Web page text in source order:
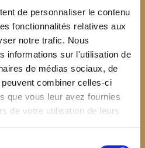
de personnaliser le contenu
fonctionnalités relatives aux
notre trafic. Nous
informations sur l'utilisation de
de médias sociaux, de
combiner celles-ci
que vous leur avez fournies
de votre utilisation de leurs